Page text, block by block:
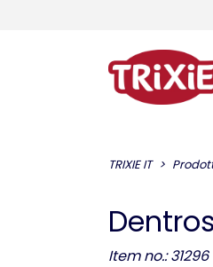
TRIXIE IT
Item no.: 31296